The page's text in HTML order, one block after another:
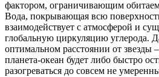
фактором, ограничивающим
Вода, покрывающая всю
взаимодействует с атмосферой и
глобальную циркуляцию углерода.
оптимальном расстоянии от звезды
планета-океан будет либо быстро
разогреваться до совсем не